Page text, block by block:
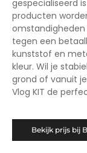
gespecialiseerd
producten
tegen een
kunststof en
kleur. Wil je
grond of vanuit
Vlog KIT de
Bekijk prijs bij